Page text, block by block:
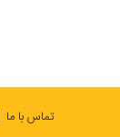
تماس با ما